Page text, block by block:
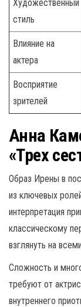
Художественный
стиль
Влияние на
актера
Восприятие
зрителей
Анна
«Трех
Образ Ирены в
из ключевых
интерпретация
классическому
взглянуть на
Сложность и
требуют от
внутреннего